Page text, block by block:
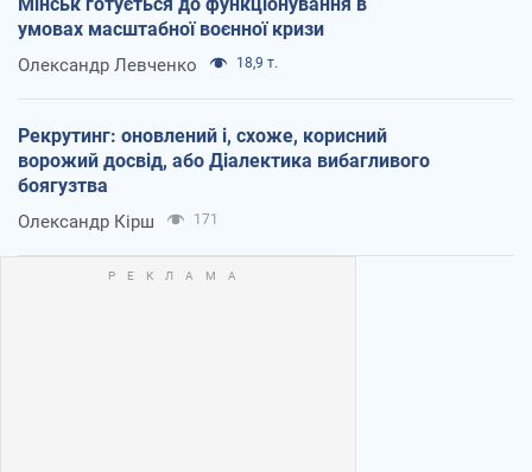
Мінськ готується до функціонування в
умовах масштабної воєнної кризи
Олександр Левченко 18,9 т.
Рекрутинг: оновлений і, схоже, корисний
ворожий досвід, або Діалектика вибагливого
боягузтва
Олександр Кірш 171